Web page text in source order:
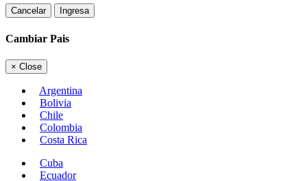
Cancelar Ingresa
Cambiar Pais
× Close
Argentina
Bolivia
Chile
Colombia
Costa Rica
Cuba
Ecuador